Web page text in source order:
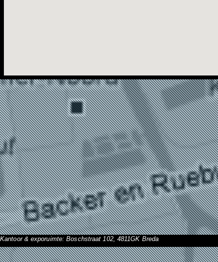
Kantoor & exporuimte: Boschstraat 102, 4811GK Breda